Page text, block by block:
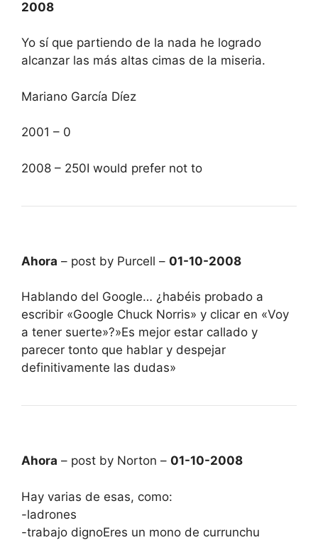
2008
Yo sí que partiendo de la nada he logrado
alcanzar las más altas cimas de la miseria.
Mariano García Díez
2001 – 0
2008 – 250I would prefer not to
Ahora – post by Purcell – 01-10-2008
Hablando del Google… ¿habéis probado a
escribir «Google Chuck Norris» y clicar en «Voy
a tener suerte»?»Es mejor estar callado y
parecer tonto que hablar y despejar
definitivamente las dudas»
Ahora – post by Norton – 01-10-2008
Hay varias de esas, como:
-ladrones
-trabajo dignoEres un mono de currunchu